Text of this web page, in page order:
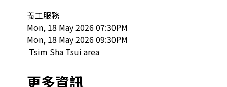
義工服務
Mon, 18 May 2026 07:30PM
Mon, 18 May 2026 09:30PM
Tsim Sha Tsui area
更多資訊